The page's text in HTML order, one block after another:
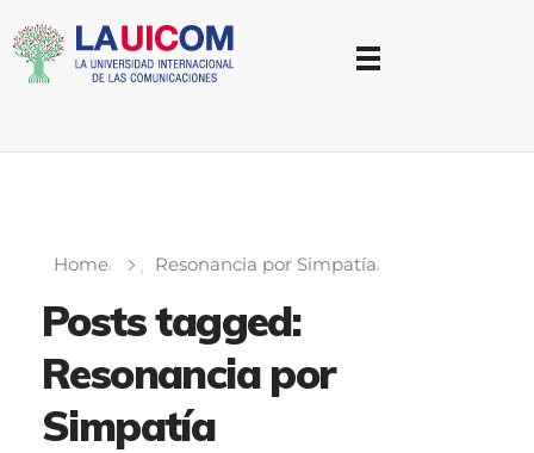
Home Resonancia por Simpatía
Posts tagged:
Resonancia por
Simpatía